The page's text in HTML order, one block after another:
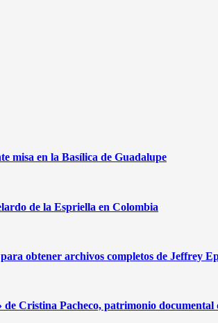
misa en la Basílica de Guadalupe
de la Espriella en Colombia
obtener archivos completos de Jeffrey
Cristina Pacheco, patrimonio documental